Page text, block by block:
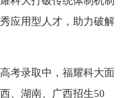
应用型人才，助力破解
考录取中，福耀科大面
、湖南、广西招生50